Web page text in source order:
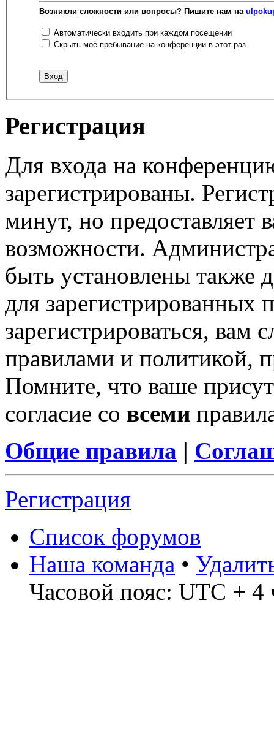
Возникли сложности или вопросы? Пишите нам на
Автоматически входить при каждом посещении
Скрыть моё пребывание на конференции в этот раз
Регистрация
Для входа на
зарегистрированы.
минут, но предоставляет
возможности.
быть установлены также
для зарегистрированных
зарегистрироваться, вам
правилами и политикой,
Помните, что ваше
согласие со всеми
Общие правила |
Регистрация
Список форумов
Наша команда •
Часовой пояс: UTC + 4